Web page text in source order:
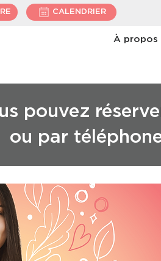
CALENDRIER
À propos
pouvez
ou par